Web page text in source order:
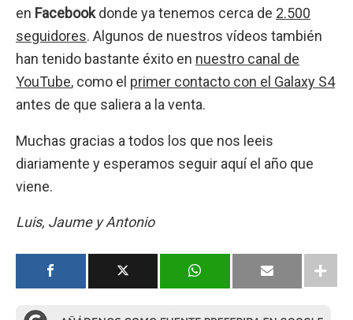
en Facebookdonde ya tenemos cerca de 2.500
seguidores. Algunos de nuestros vídeos también
han tenido bastante éxito en nuestro canal de
YouTube, como el primer contacto con el Galaxy S4
antes de que saliera a la venta.
Muchas gracias a todos los que nos leeis
diariamente y esperamos seguir aquí el año que
viene.
Luis, Jaume y Antonio